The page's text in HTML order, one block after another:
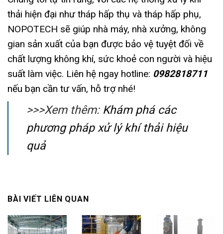
thải hiện đại như tháp hấp thụ và tháp hấp phụ,
NOPOTECH sẽ giúp nhà máy, nhà xưởng, không
gian sản xuất của bạn được bảo vệ tuyệt đối về
chất lượng không khí, sức khoẻ con người và hiệu
suất làm việc. Liên hệ ngay hotline: 0982818711
nếu bạn cần tư vấn, hỗ trợ nhé!
>>>Xem thêm: Khám phá các
phương pháp xử lý khí thải hiệu
quả
BÀI VIẾT LIÊN QUAN